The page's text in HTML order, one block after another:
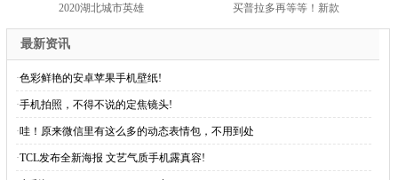
2020湖北城市英雄 买普拉多再等等！新款
最新资讯
·色彩鲜艳的安卓苹果手机壁纸!
·手机拍照，不得不说的定焦镜头!
·哇！原来微信里有这么多的动态表情包，不用到处
·TCL发布全新海报 文艺气质手机露真容!